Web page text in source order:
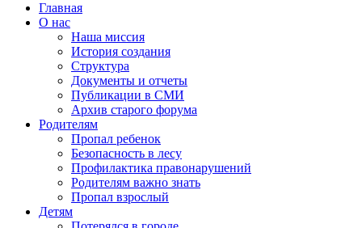
Главная
О нас
Наша миссия
История создания
Структура
Документы и отчеты
Публикации в СМИ
Архив старого форума
Родителям
Пропал ребенок
Безопасность в лесу
Профилактика правонарушений
Родителям важно знать
Пропал взрослый
Детям